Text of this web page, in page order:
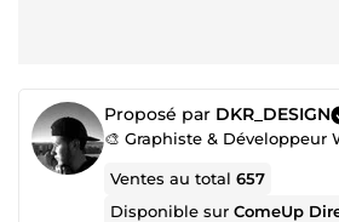
Proposé par DKR_DESIGN
🎨 Graphiste & Développeur
Ventes au total657
Disponible surComeUp